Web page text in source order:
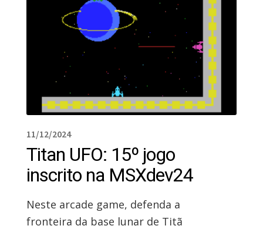
11/12/2024
Titan UFO: 15º jogo
inscrito na MSXdev24
Neste arcade game, defenda a
fronteira da base lunar de Titã